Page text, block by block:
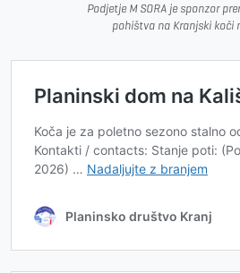
Podjetje M SORA je sponzor
pohištva na Kranjski koči